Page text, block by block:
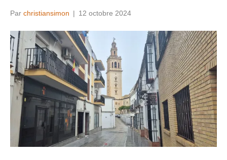
Par christiansimon | 12 octobre 2024